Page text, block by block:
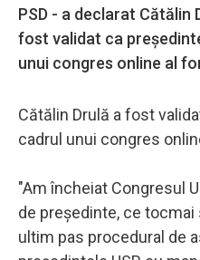
PSD - a declarat Cătălin
fost validat ca
unui congres online al
Cătălin Drulă a fost
cadrul unui congres
"Am încheiat Congresul
de preşedinte, ce
ultim pas procedural de